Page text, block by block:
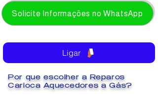
Solicite Informações no WhatsApp
Por que escolher a Reparos
Carioca Aquecedores a Gás?
Ligar